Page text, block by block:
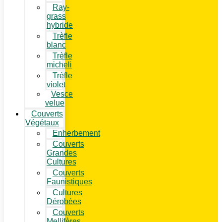
Ray-
grass
hybride
Trèfle
blanc
Trèfle
micheli
Trèfle
violet
Vesce
velue
Couverts
Végétaux
Enherbement
Couverts
Grandes
Cultures
Couverts
Faunistiques
Cultures
Dérobées
Couverts